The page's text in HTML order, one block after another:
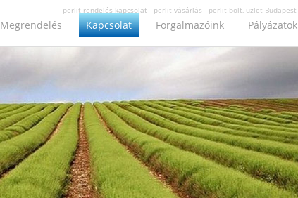
perlit rendelés kapcsolat - perlit vásárlás - perlit bolt, üzlet Budapest
Megrendelés Kapcsolat Forgalmazóink Pályázatok